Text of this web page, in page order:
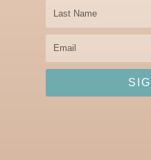
Last
Name
Email